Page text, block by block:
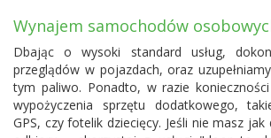
Wynajem samochodów
Dbając o wysoki standard usług,
przeglądów w pojazdach, oraz
tym paliwo. Ponadto, w razie
wypożyczenia sprzętu dodatkowego,
GPS, czy fotelik dziecięcy. Jeśli nie masz